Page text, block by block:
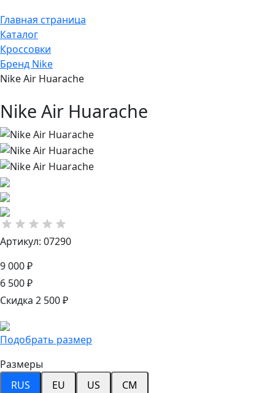
Главная страница
Каталог
Кроссовки
Бренд Nike
Nike Air Huarache
Nike Air Huarache
Артикул: 07290
9 000 ₽
6 500 ₽
Скидка 2 500 ₽
Подобрать размер
Размеры
RUS
EU US CM